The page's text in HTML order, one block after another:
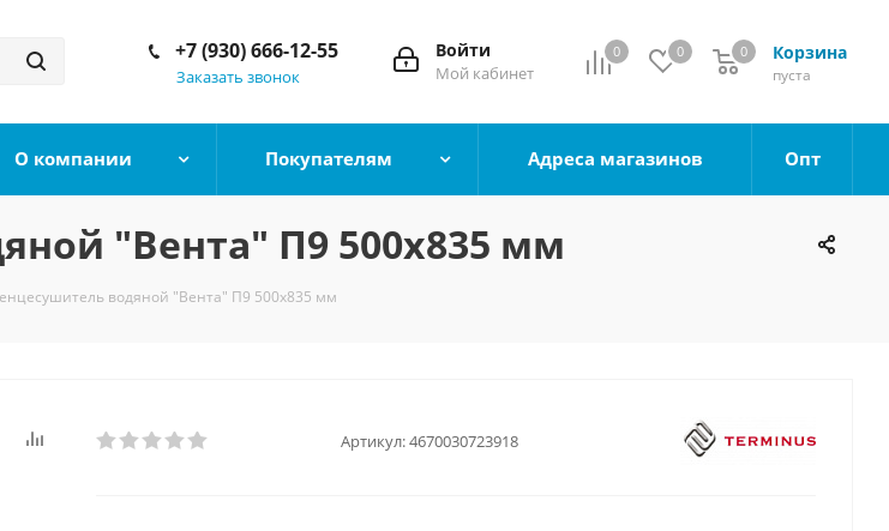
0 0 Корзина
0
пуста
0
Войти
Мой кабинет
+7 (930) 666-12-55
Заказать звонок
О компании Покупателям Адреса магазинов Опт
"Вента" П9 500х835 мм
водяной "Вента" П9 500х835 мм
Артикул:4670030723918